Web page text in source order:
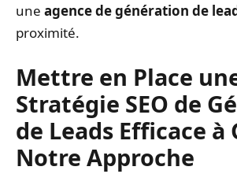
une agence de génération de
proximité.
Mettre en Place
Stratégie SEO de
de Leads Efficace à
Notre Approche